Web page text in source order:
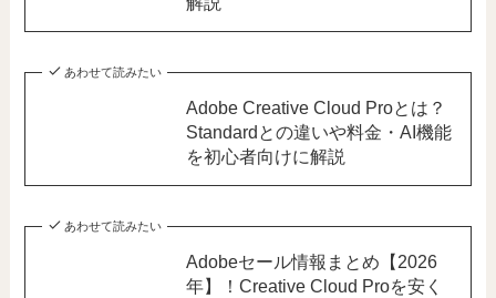
あわせて読みたい
Adobe Creative Cloud Proとは？
Standardとの違いや料金・AI機能
を初心者向けに解説
あわせて読みたい
Adobeセール情報まとめ【2026
年】！Creative Cloud Proを安く